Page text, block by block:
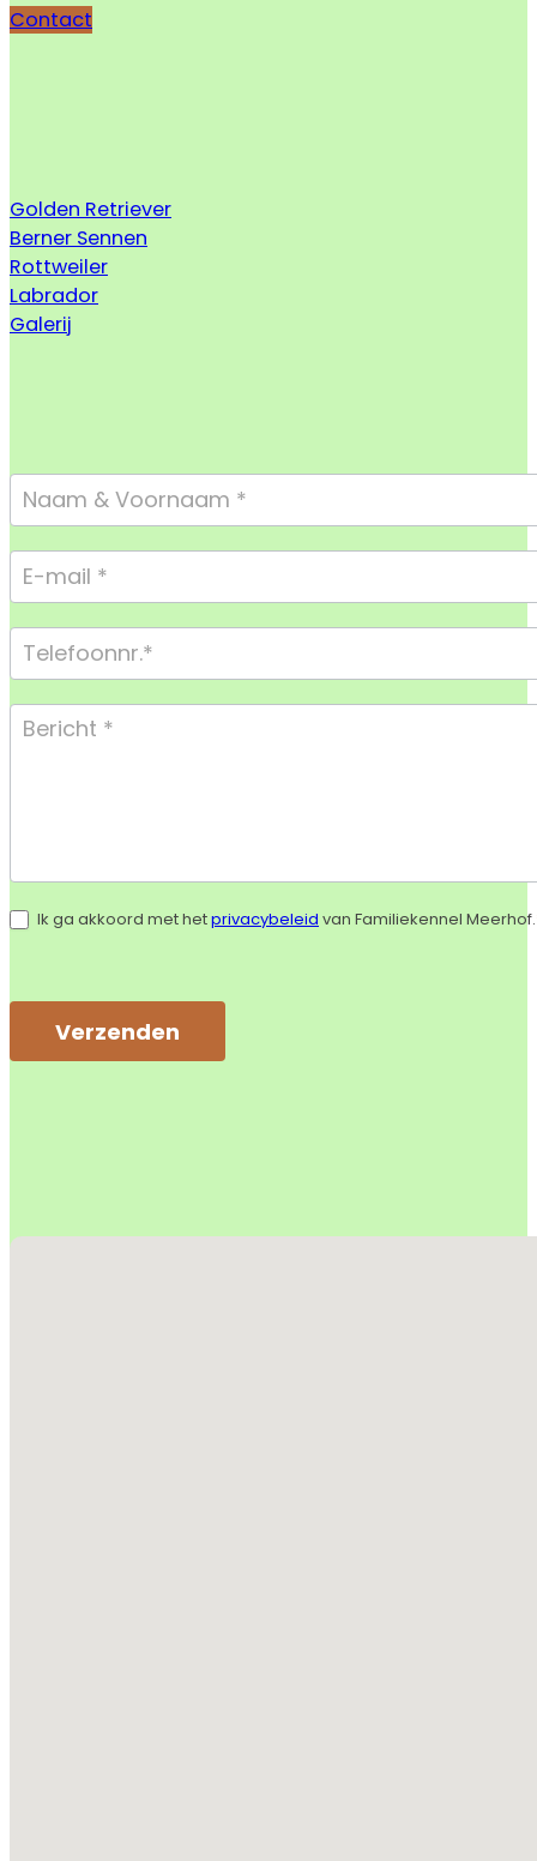
Contact
Golden Retriever
Berner Sennen
Rottweiler
Labrador
Galerij
Footer
Form
Ik ga akkoord met hetprivacybeleid van Familiekennel Meerhof.
Verzenden
Geen locaties gevonden